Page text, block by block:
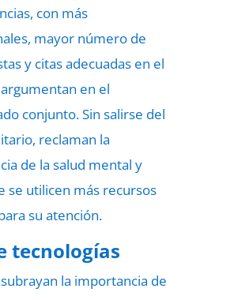
con más
mayor número de
y citas adecuadas en el
en el
conjunto. Sin salirse del
reclaman la
de la salud mental y
se utilicen más recursos
su atención.
tecnologías
la importancia de